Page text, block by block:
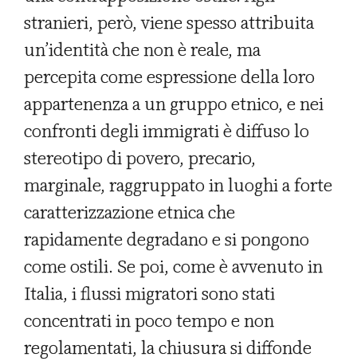
stranieri, però, viene spesso attribuita
un’identità che non è reale, ma
percepita come espressione della loro
appartenenza a un gruppo etnico, e nei
confronti degli immigrati è diffuso lo
stereotipo di povero, precario,
marginale, raggruppato in luoghi a forte
caratterizzazione etnica che
rapidamente degradano e si pongono
come ostili. Se poi, come è avvenuto in
Italia, i flussi migratori sono stati
concentrati in poco tempo e non
regolamentati, la chiusura si diffonde